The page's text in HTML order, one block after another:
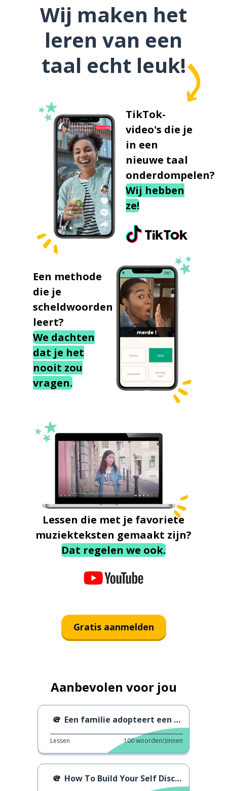
Wij maken het
leren van een
taal echt leuk!
TikTok-
video's die je
in een
nieuwe taal
onderdompelen?
Wij hebben
ze!
Een methode
die je
scheldwoorden
leert?
We dachten
dat je het
nooit zou
vragen.
Lessen die met je favoriete
muziekteksten gemaakt zijn?
Dat regelen we ook.
Gratis aanmelden
Aanbevolen voor jou
Een familie adopteert een pratende papegaai
Lessen 100woorden/zinnen
How To Build Your Self Discipline - Boekrecensie